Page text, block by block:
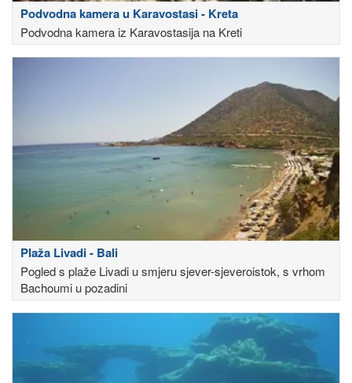
Podvodna kamera u Karavostasi - Kreta
Podvodna kamera iz Karavostasija na Kreti
Plaža Livadi - Bali
Pogled s plaže Livadi u smjeru sjever-sjeveroistok, s vrhom
Βachoumi u pozadini